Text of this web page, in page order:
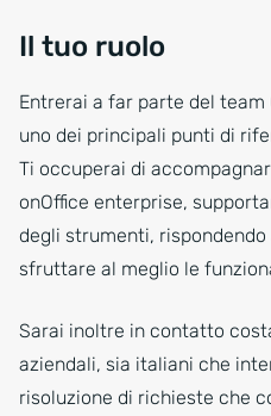
Il tuo ruolo
Entrerai a far parte del
uno dei principali punti di
Ti occuperai di
onOffice enterprise,
degli strumenti,
sfruttare al meglio le
Sarai inoltre in contatto
aziendali, sia italiani che
risoluzione di richieste che